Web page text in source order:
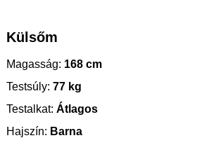
Külsőm
Magasság: 168 cm
Testsúly: 77 kg
Testalkat: Átlagos
Hajszín: Barna